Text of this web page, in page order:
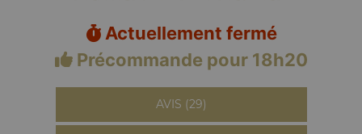
Actuellement fermé
Précommande pour 18h20
AVIS (29)